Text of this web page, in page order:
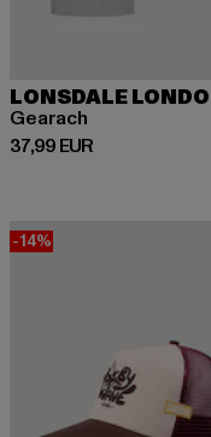
LONSDALE
Gearach
37,99 EUR
Prix courant: 37,99 EUR
-14%